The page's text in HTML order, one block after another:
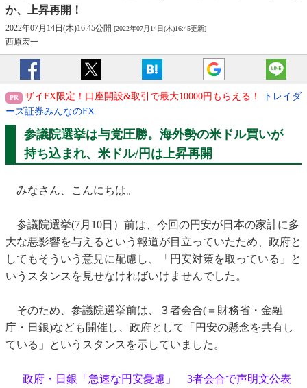
か、上昇再開！
2022年07月14日(木)16:45公開 [2022年07月14日(木)16:45更新]
西原宏一
ザイFX限定！口座開設&取引で最大10000円もらえる！
トレイダ
ーズ証券みんなのFX
参議院選挙は与党圧勝。海外勢の米ドル買いが
持ち込まれ、米ドル/円は上昇再開
みなさん、こんにちは。
参議院選挙(7月10日）前は、今回の円安が日本の家計に多
大な悪影響を与えるという報道が目立っていたため、政府と
してもそういう意見に配慮し、「円安対策を取っている」と
いうスタンスを見せなければいけませんでした。
そのため、参議院選挙前は、３者会合(＝財務省・金融
庁・日銀)なども開催し、政府として「円安の懸念を共有し
ている」というスタンスを示していました。
政府・日銀「急速な円安憂慮」 3者会合で声明文公表